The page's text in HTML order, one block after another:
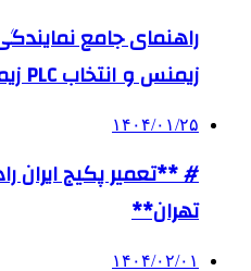
راهنمای جامع
زیمنس و انتخاب PLC زیمنس
۱۴۰۴/۰۱/۲۵
# **تعمیر پکیج ایران
تهران**
۱۴۰۴/۰۲/۰۱